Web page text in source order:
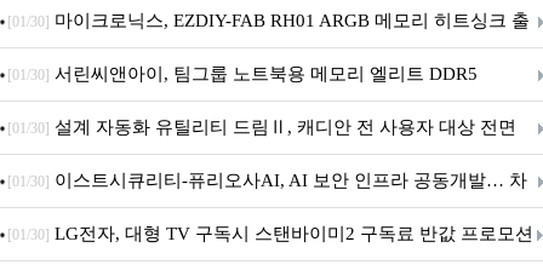
[01/30] 마이크로닉스, EZDIY-FAB RH01 ARGB 메모리 히트싱크 출
시
[01/30] 서린씨앤아이, 팀그룹 노트북용 메모리 엘리트 DDR5
5600MHz 16GB 출시
[01/30] 설계 자동화 유틸리티 드림Ⅱ, 캐디안 전 사용자 대상 전면
무상 배포
[01/30] 이스트시큐리티-퓨리오사AI, AI 보안 인프라 공동개발… 차
세대 AI 보안 플랫폼 구축
[01/30] LG전자, 대형 TV 구독시 스탠바이미2 구독료 반값 프로모션